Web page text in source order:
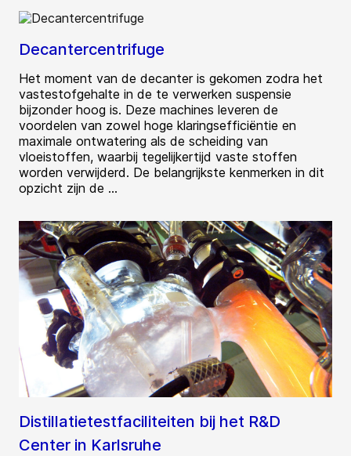
Decantercentrifuge
Het moment van de decanter is gekomen zodra het
vastestofgehalte in de te verwerken suspensie
bijzonder hoog is. Deze machines leveren de
voordelen van zowel hoge klaringsefficiëntie en
maximale ontwatering als de scheiding van
vloeistoffen, waarbij tegelijkertijd vaste stoffen
worden verwijderd. De belangrijkste kenmerken in dit
opzicht zijn de ...
Distillatietestfaciliteiten bij het R&D
Center in Karlsruhe